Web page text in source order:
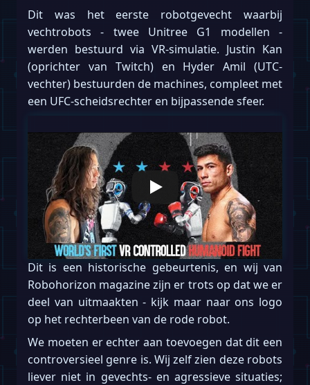
Dit was het eerste robotgevecht waarbij
vechtrobots - twee Unitree G1 modellen -
werden bestuurd via VR-simulatie. Justin Kan
(oprichter van Twitch) en Hyder Amil (UTC-
vechter) bestuurden de machines, compleet met
een UFC-scheidsrechter en bijpassende sfeer.
Dit is een historische gebeurtenis, en wij van
Robohorizon magazine zijn er trots op dat we er
deel van uitmaakten - kijk maar naar ons logo
op het rechterbeen van de rode robot.
We moeten er echter aan toevoegen dat dit een
controversieel genre is. Wij zelf zien deze robots
liever niet in gevechts- en agressieve situaties;